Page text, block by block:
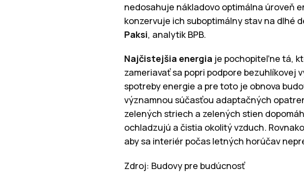
nedosahuje nákladovo optimálna úroveň
konzervuje ich suboptimálny stav na dlhé
Paksi, analytik BPB.
Najčistejšia energia je pochopiteľne tá,
zameriavať sa popri podpore bezuhlíkovej
spotreby energie a pre toto je obnova
významnou súčasťou adaptačných
zelených striech a zelených stien
ochladzujú a čistia okolitý vzduch.
aby sa interiér počas letných horúčav
Zdroj: Budovy pre budúcnosť